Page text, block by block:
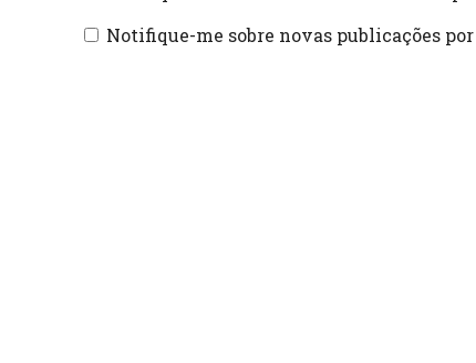
Notifique-me sobre novas publicações